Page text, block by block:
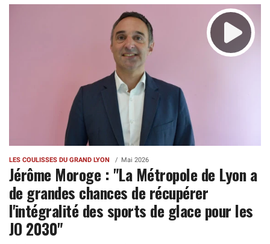
LES COULISSES DU GRAND LYON Mai 2026
Jérôme Moroge : "La Métropole de Lyon a
de grandes chances de récupérer
l'intégralité des sports de glace pour les
JO 2030"